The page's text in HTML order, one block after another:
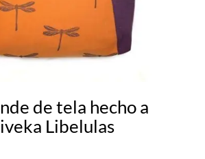
de tela hecho a
Libelulas